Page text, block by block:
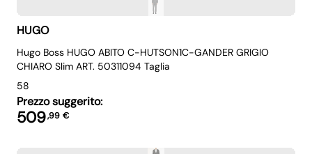
HUGO
Hugo Boss HUGO ABITO C-HUTSON1C-GANDER GRIGIO
CHIARO Slim ART. 50311094 Taglia
58
Prezzo suggerito:
509,99 €